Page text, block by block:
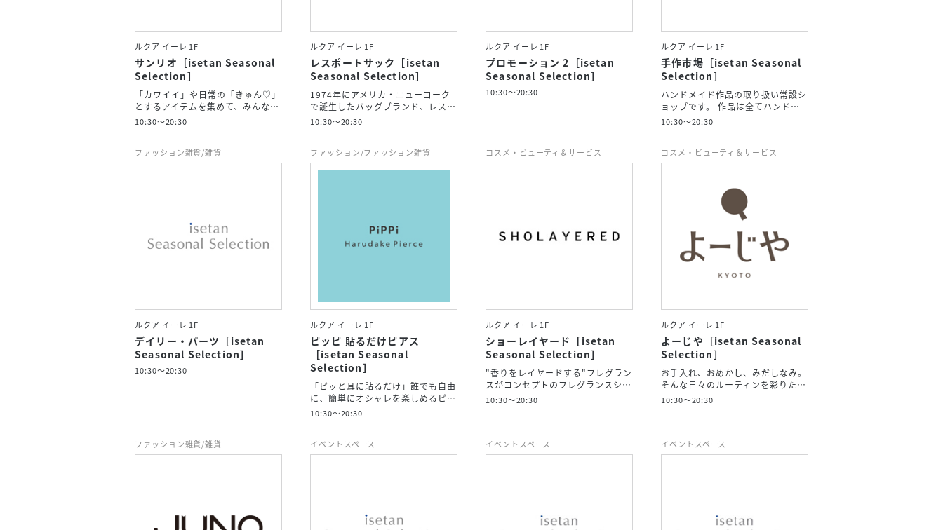
ルクア イーレ 1F
サンリオ［isetan Seasonal
Selection］
「カワイイ」や日常の「きゅん♡」
とするアイテムを集めて、みんな…
10:30～20:30
ルクア イーレ 1F
レスポートサック［isetan
Seasonal Selection］
1974年にアメリカ・ニューヨーク
で誕生したバッグブランド、レス…
10:30～20:30
ルクア イーレ 1F
プロモーション 2［isetan
Seasonal Selection］
10:30～20:30
ルクア イーレ 1F
手作市場［isetan Seasonal
Selection］
ハンドメイド作品の取り扱い常設シ
ョップです。 作品は全てハンド…
10:30～20:30
ファッション雑貨/雑貨
ルクア イーレ 1F
デイリー・パーツ［isetan
Seasonal Selection］
10:30～20:30
ファッション/ファッション雑貨
ルクア イーレ 1F
ピッピ 貼るだけピアス
［isetan Seasonal
Selection］
「ピッと耳に貼るだけ」誰でも自由
に、簡単にオシャレを楽しめるピ…
10:30～20:30
コスメ・ビューティ＆サービス
ルクア イーレ 1F
ショーレイヤード［isetan
Seasonal Selection］
"香りをレイヤードする"フレグラン
スがコンセプトのフレグランスシ…
10:30～20:30
コスメ・ビューティ＆サービス
ルクア イーレ 1F
よーじや［isetan Seasonal
Selection］
お手入れ、おめかし、みだしなみ。
そんな日々のルーティンを彩りた…
10:30～20:30
ファッション雑貨/雑貨 イベントスペース イベントスペース イベントスペース